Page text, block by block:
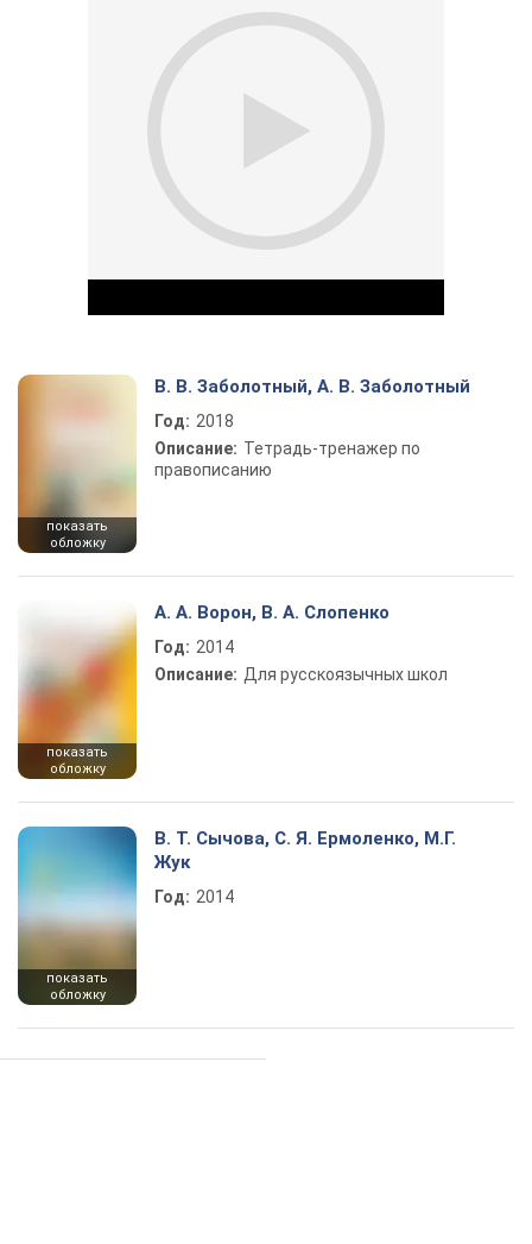
Play Video
показать
обложку
В. В. Заболотный, А. В. Заболотный
Год: 2018
Описание: Тетрадь-тренажер по
правописанию
показать
обложку
А. А. Ворон, В. А. Слопенко
Год: 2014
Описание: Для русскоязычных школ
показать
обложку
В. Т. Сычова, С. Я. Ермоленко, М.Г.
Жук
Год: 2014